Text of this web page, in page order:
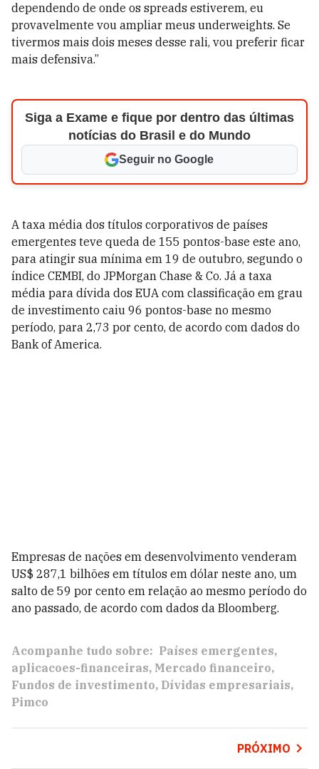
dependendo de onde os spreads estiverem, eu
provavelmente vou ampliar meus underweights. Se
tivermos mais dois meses desse rali, vou preferir ficar
mais defensiva.”
Siga a Exame e fique por dentro das últimas
notícias do Brasil e do Mundo
Seguir no Google
A taxa média dos títulos corporativos de países
emergentes teve queda de 155 pontos-base este ano,
para atingir sua mínima em 19 de outubro, segundo o
índice CEMBI, do JPMorgan Chase & Co. Já a taxa
média para dívida dos EUA com classificação em grau
de investimento caiu 96 pontos-base no mesmo
período, para 2,73 por cento, de acordo com dados do
Bank of America.
Empresas de nações em desenvolvimento venderam
US$ 287,1 bilhões em títulos em dólar neste ano, um
salto de 59 por cento em relação ao mesmo período do
ano passado, de acordo com dados da Bloomberg.
Acompanhe tudo sobre: Países emergentes
aplicacoes-financeiras Mercado financeiro
Fundos de investimento Dívidas empresariais
Pimco
PRÓXIMO